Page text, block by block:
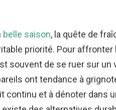
belle saison, la quête de
priorité. Pour
souvent de se ruer sur un
ont tendance à
continu et à dénoter dans